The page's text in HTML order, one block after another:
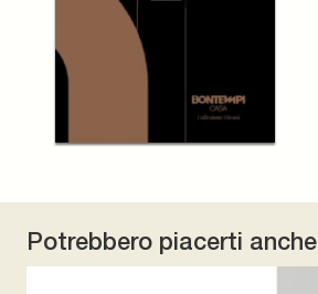
Potrebbero piacerti anche